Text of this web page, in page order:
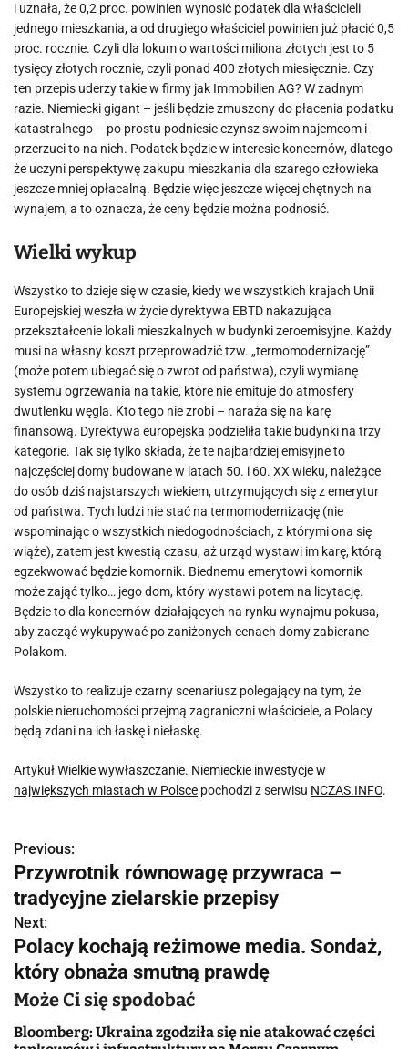
i uznała, że 0,2 proc. powinien wynosić podatek dla właścicieli
jednego mieszkania, a od drugiego właściciel powinien już płacić 0,5
proc. rocznie. Czyli dla lokum o wartości miliona złotych jest to 5
tysięcy złotych rocznie, czyli ponad 400 złotych miesięcznie. Czy
ten przepis uderzy takie w firmy jak Immobilien AG? W żadnym
razie. Niemiecki gigant – jeśli będzie zmuszony do płacenia podatku
katastralnego – po prostu podniesie czynsz swoim najemcom i
przerzuci to na nich. Podatek będzie w interesie koncernów, dlatego
że uczyni perspektywę zakupu mieszkania dla szarego człowieka
jeszcze mniej opłacalną. Będzie więc jeszcze więcej chętnych na
wynajem, a to oznacza, że ceny będzie można podnosić.
Wielki wykup
Wszystko to dzieje się w czasie, kiedy we wszystkich krajach Unii
Europejskiej weszła w życie dyrektywa EBTD nakazująca
przekształcenie lokali mieszkalnych w budynki zeroemisyjne. Każdy
musi na własny koszt przeprowadzić tzw. „termomodernizację”
(może potem ubiegać się o zwrot od państwa), czyli wymianę
systemu ogrzewania na takie, które nie emituje do atmosfery
dwutlenku węgla. Kto tego nie zrobi – naraża się na karę
finansową. Dyrektywa europejska podzieliła takie budynki na trzy
kategorie. Tak się tylko składa, że te najbardziej emisyjne to
najczęściej domy budowane w latach 50. i 60. XX wieku, należące
do osób dziś najstarszych wiekiem, utrzymujących się z emerytur
od państwa. Tych ludzi nie stać na termomodernizację (nie
wspominając o wszystkich niedogodnościach, z którymi ona się
wiąże), zatem jest kwestią czasu, aż urząd wystawi im karę, którą
egzekwować będzie komornik. Biednemu emerytowi komornik
może zająć tylko… jego dom, który wystawi potem na licytację.
Będzie to dla koncernów działających na rynku wynajmu pokusa,
aby zacząć wykupywać po zaniżonych cenach domy zabierane
Polakom.
Wszystko to realizuje czarny scenariusz polegający na tym, że
polskie nieruchomości przejmą zagraniczni właściciele, a Polacy
będą zdani na ich łaskę i niełaskę.
ArtykułWielkie wywłaszczanie. Niemieckie inwestycje w
największych miastach w Polsce pochodzi z serwisu NCZAS.INFO.
N
a
w
i
g
a
Previous:
Przywrotnik równowagę przywraca –
tradycyjne zielarskie przepisy
Next:
Polacy kochają reżimowe media. Sondaż,
który obnaża smutną prawdę
Może Ci się spodobać
Bloomberg: Ukraina zgodziła się nie atakować części